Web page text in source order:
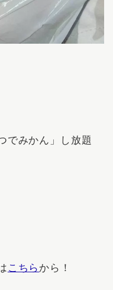
でみかん 」し放題
こちら から！